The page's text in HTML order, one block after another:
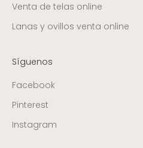
Venta de telas online
Lanas y ovillos venta online
Síguenos
Facebook
Pinterest
Instagram